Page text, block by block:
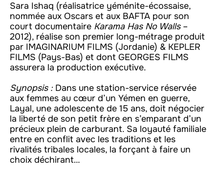
Sara Ishaq (réalisatrice yéménite-écossaise,
nommée aux Oscars et aux BAFTA pour son
court documentaire Karama Has No Walls–
2012), réalise son premier long-métrage produit
par IMAGINARIUM FILMS (Jordanie) & KEPLER
FILMS (Pays-Bas) et dont GEORGES FILMS
assurera la production exécutive.
Synopsis :Dans une station-service réservée
aux femmes au cœur d’un Yémen en guerre,
Layal, une adolescente de 15 ans, doit négocier
la liberté de son petit frère en s’emparant d’un
précieux plein de carburant. Sa loyauté familiale
entre en conflit avec les traditions et les
rivalités tribales locales, la forçant à faire un
choix déchirant…